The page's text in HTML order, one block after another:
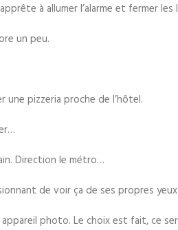
à allumer l’alarme et fermer les
un peu.
pizzeria proche de l’hôtel.
Direction le métro…
de voir ça de ses propres yeux.
photo. Le choix est fait, ce